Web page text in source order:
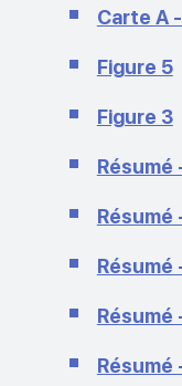
Carte A
Figure 5
Figure 3
Résumé
Résumé
Résumé
Résumé
Résumé